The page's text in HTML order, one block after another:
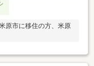
原市に移住の方、米原